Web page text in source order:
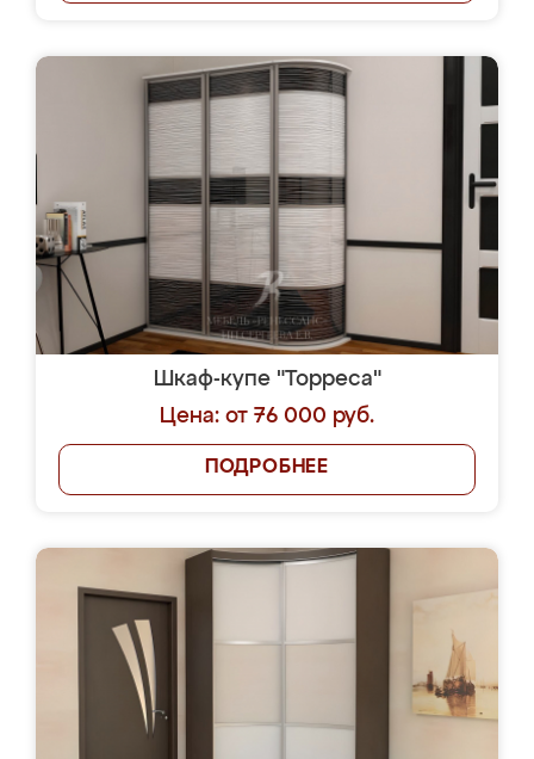
Шкаф-купе "Торреса"
Цена: от 76 000 руб.
ПОДРОБНЕЕ